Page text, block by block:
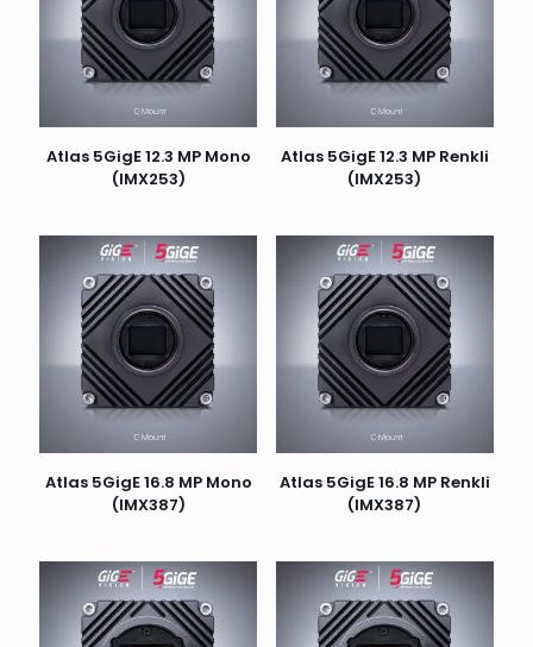
Atlas 5GigE 12.3 MP Mono
(IMX253)
Atlas 5GigE 12.3 MP Renkli
(IMX253)
Atlas 5GigE 16.8 MP Mono
(IMX387)
Atlas 5GigE 16.8 MP Renkli
(IMX387)